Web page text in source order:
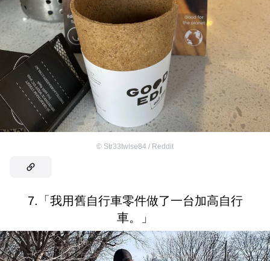
© Str33twise84 / Reddit
7.「我用舊自行車零件做了一台加高自行
車。」